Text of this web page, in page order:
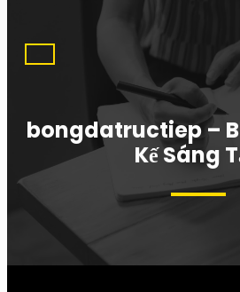
bongdatructiep –
Kế Sáng